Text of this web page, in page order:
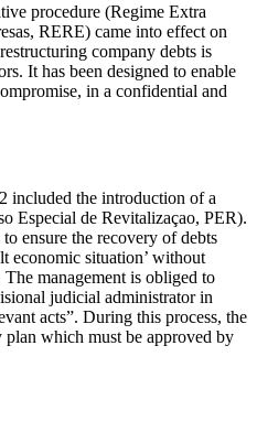
procedure (Regime Extra
RERE) came into effect on
company debts is
It has been designed to enable
in a confidential and
included the introduction of a
Especial de Revitalizaçao, PER).
ensure the recovery of debts
economic situation’ without
management is obliged to
judicial administrator in
acts”. During this process, the
plan which must be approved by